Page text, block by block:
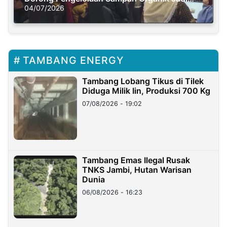
Solusi Krisis Iklim
04/07/2026
TAMBANG ENERGY
Tambang Lobang Tikus di Tilek
Diduga Milik Iin, Produksi 700 Kg
07/08/2026 - 19:02
Tambang Emas Ilegal Rusak
TNKS Jambi, Hutan Warisan
Dunia
06/08/2026 - 16:23